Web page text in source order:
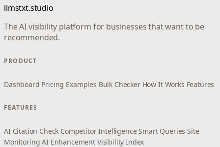
llmstxt.studio
The AI visibility platform for businesses that want to be
recommended.
PRODUCT
Dashboard Pricing Examples Bulk Checker How It Works Features
FEATURES
AI Citation Check Competitor Intelligence Smart Queries Site
Monitoring AI Enhancement Visibility Index